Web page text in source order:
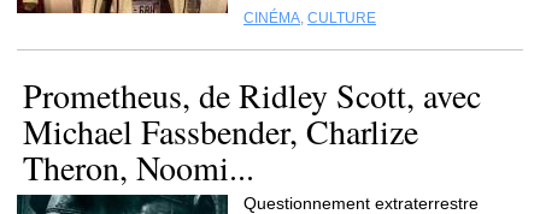
CINÉMA, CULTURE
Prometheus, de Ridley Scott, avec
Michael Fassbender, Charlize
Theron, Noomi...
Questionnement extraterrestre